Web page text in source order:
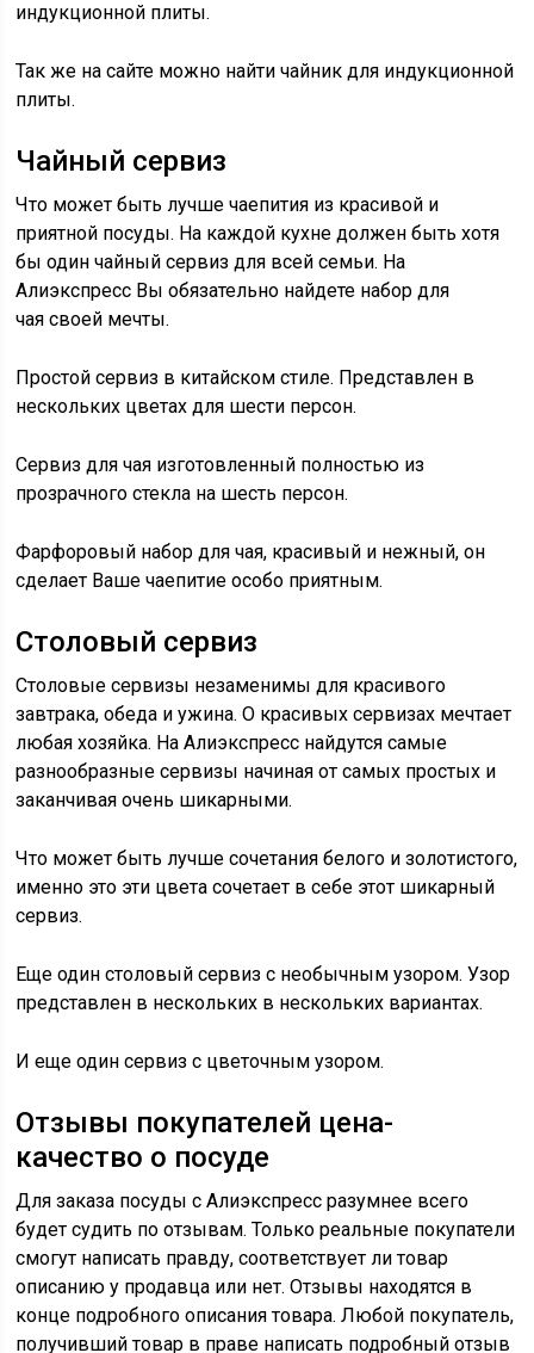
индукционной плиты.
Так же на сайте можно найти чайник для индукционной
плиты.
Чайный сервиз
Что может быть лучше чаепития из красивой и
приятной посуды. На каждой кухне должен быть хотя
бы один чайный сервиз для всей семьи. На
Алиэкспресс Вы обязательно найдете набор для
чая своей мечты.
Простой сервиз в китайском стиле. Представлен в
нескольких цветах для шести персон.
Сервиз для чая изготовленный полностью из
прозрачного стекла на шесть персон.
Фарфоровый набор для чая, красивый и нежный, он
сделает Ваше чаепитие особо приятным.
Столовый сервиз
Столовые сервизы незаменимы для красивого
завтрака, обеда и ужина. О красивых сервизах мечтает
любая хозяйка. На Алиэкспресс найдутся самые
разнообразные сервизы начиная от самых простых и
заканчивая очень шикарными.
Что может быть лучше сочетания белого и золотистого,
именно это эти цвета сочетает в себе этот шикарный
сервиз.
Еще один столовый сервиз с необычным узором. Узор
представлен в нескольких в нескольких вариантах.
И еще один сервиз с цветочным узором.
Отзывы покупателей цена-
качество о посуде
Для заказа посуды с Алиэкспресс разумнее всего
будет судить по отзывам. Только реальные покупатели
смогут написать правду, соответствует ли товар
описанию у продавца или нет. Отзывы находятся в
конце подробного описания товара. Любой покупатель,
получивший товар в праве написать подробный отзыв